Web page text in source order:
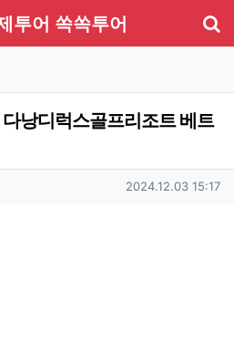
투어 쏙쏙투어
낭디럭스골프리조트 베트
작성일
2024.12.03 15:17